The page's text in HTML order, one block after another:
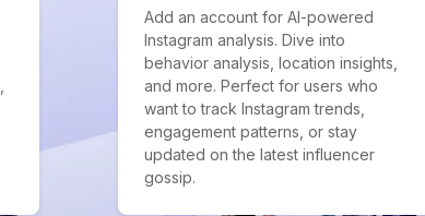
Add an account for AI-powered
Instagram analysis. Dive into
behavior analysis, location insights,
and more. Perfect for users who
want to track Instagram trends,
engagement patterns, or stay
updated on the latest influencer
gossip.